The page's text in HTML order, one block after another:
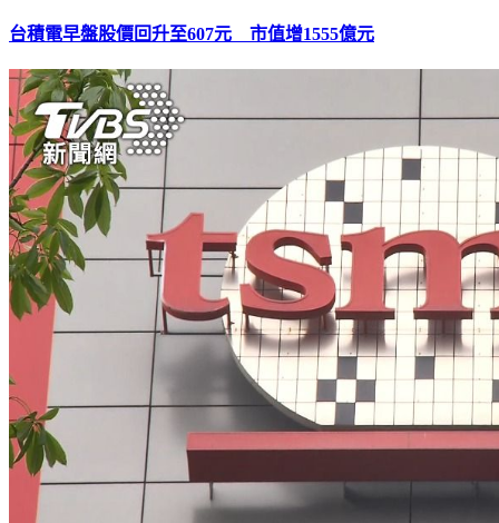
台積電早盤股價回升至607元 市值增1555億元